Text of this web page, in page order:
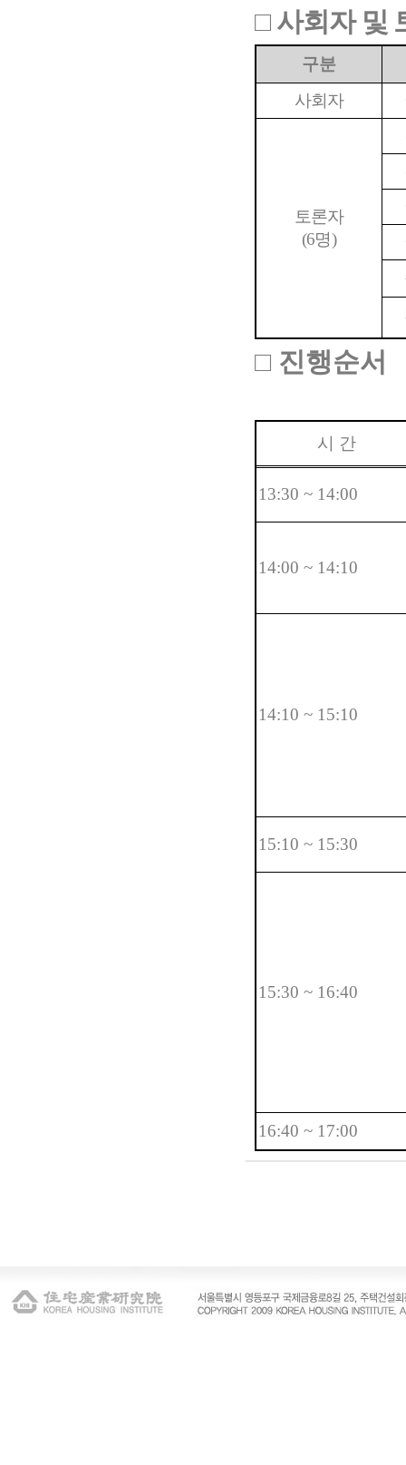
□ 사회자 및
구분
사회자
토론자
(6명)
□ 진행순서
시 간
13:30 ~ 14:00
14:00 ~ 14:10
14:10 ~ 15:10
15:10 ~ 15:30
15:30 ~ 16:40
16:40 ~ 17:00